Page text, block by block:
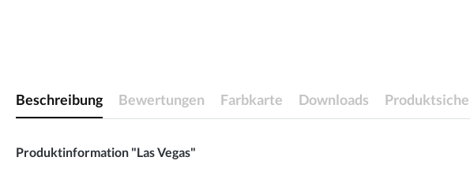
Beschreibung Bewertungen Farbkarte Downloads
Produktinformation "Las Vegas"